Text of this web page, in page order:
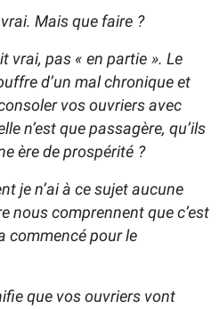
vrai. Mais que faire ?
vrai, pas « en partie ». Le
d’un mal chronique et
vos ouvriers avec
n’est que passagère, qu’ils
ère de prospérité ?
je n’ai à ce sujet aucune
nous comprennent que c’est
commencé pour le
que vos ouvriers vont